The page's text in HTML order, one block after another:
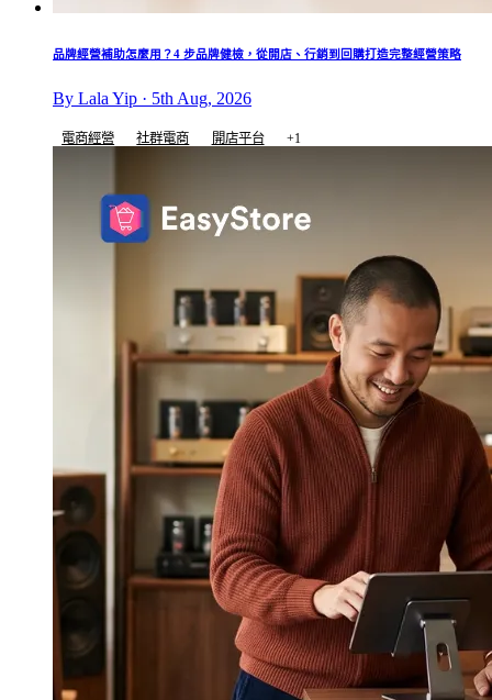
品牌經營補助怎麼用？4 步品牌健檢，從開店、行銷到回購打造完整經營策略
By Lala Yip · 5th Aug, 2026
電商經營 社群電商 開店平台 +1